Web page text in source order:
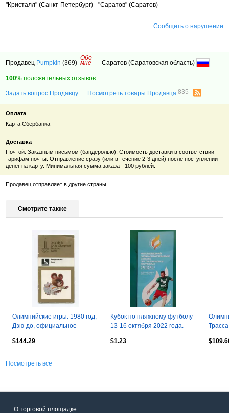
"Кристалл" (Санкт-Петербург) - "Саратов" (Саратов)
Сообщить о нарушении
Продавец Pumpkin (369)
Обо
мне Саратов (Саратовская область)
100% положительных отзывов
Задать вопрос Продавцу Посмотреть товары Продавца835
Оплата
Карта Сбербанка
Доставка
Почтой. Заказным письмом (бандеролью). Стоимость доставки в соответствии
тарифам почты. Отправление сразу (или в течение 2-3 дней) после поступлении
денег на карту. Минимальная сумма заказа - 100 рублей.
Продавец отправляет в другие страны
Смотрите также
Олимпийские игры. 1980 год,
Дзю-до, официальное
$144.29
Кубок по пляжному футболу
13-16 октября 2022 года.
$1.23
Посмотреть все
О торговой площадке